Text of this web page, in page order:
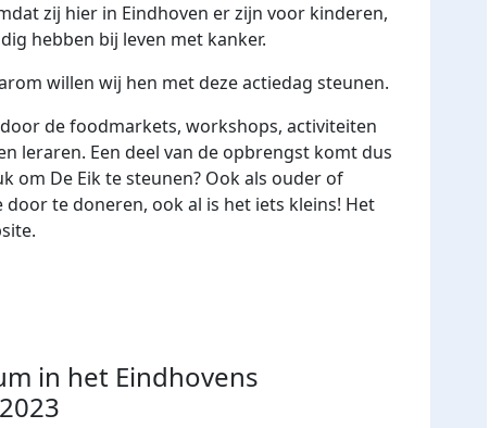
zij hier in Eindhoven er zijn voor kinderen,
hebben bij leven met kanker.
willen wij hen met deze actiedag steunen.
de foodmarkets, workshops, activiteiten
leraren. Een deel van de opbrengst komt dus
om De Eik te steunen? Ook als ouder of
te doneren, ook al is het iets kleins! Het
in het Eindhovens